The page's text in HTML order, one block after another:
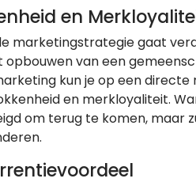
en
marketingstrategie gaat
van een
kun je op een
en merkloyaliteit.
om terug te komen, maar